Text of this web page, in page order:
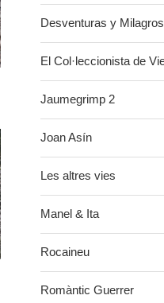
Desventuras y Milagros
El Col·leccionista de
Jaumegrimp 2
Joan Asín
Les altres vies
Manel & Ita
Rocaineu
Romàntic Guerrer